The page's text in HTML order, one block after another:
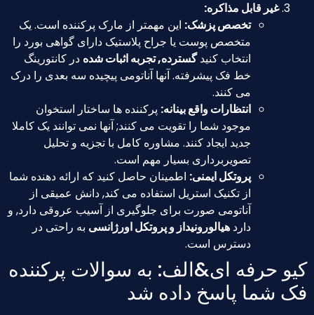
غیر قابل مذاکره:
تخصص پزشک:این مهمتر از مارک پرکننده است. یک
متخصص پوست یا جراح پلاستیک دارای گواهی بورد را
انتخاب کنیدگسترده, تجربه اثبات شدهدر کانتورینگ
خط فک پیشرفته. آنها آناتومی پیچیده سه بعدی را درک
می کنند.
انتظارات واقع بینانه:پرکننده ها ساختار استخوان
موجود شما را تقویت می کنند; آنها نمی توانند یک کاملا
جدید ایجاد کنند. مشاوره کامل با تجزیه و تحلیل
تصویربرداری بسیار مهم است.
پروتکل ایمنی:اطمینان حاصل کنید که ارائه دهنده شما
از تکنیک استریل استفاده می کند, دانش عمیقی از
آناتومی صورت برای جلوگیری از آسیب عروقی دارد, و
هیالورونیداز و پروتکل اورژانسیبه راحتی در
دسترس است.
حرفه ای&الف: به سوالات پرکننده
شما پاسخ داده شد